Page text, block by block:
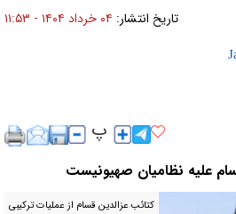
تاریخ انتشار: ۰۴ خرداد ۱۴۰۴ - ۱۱:۵۳
علیه نظامیان صهیونیست
کتائب عزالدین قسام از عملیات ترکیبی